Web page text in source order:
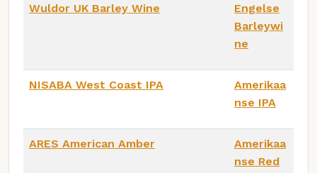
Wuldor UK Barley Wine
Engelse
Barleywi
ne
NISABA West Coast IPA
Amerikaa
nse IPA
ARES American Amber
Amerikaa
nse Red